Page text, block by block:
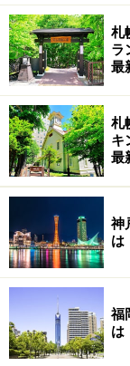
1位：博多
1位は博多区で
には、「博多祇
台が軒を連ねる
ャナルシティ博
す。「博多らし
も、今回の高評
回答者からは「
（20代女性／青
街を楽しめる」
キャナルシティ
ど、観光客が楽
札
ラ
最
札
キ
最
神
は
福
は